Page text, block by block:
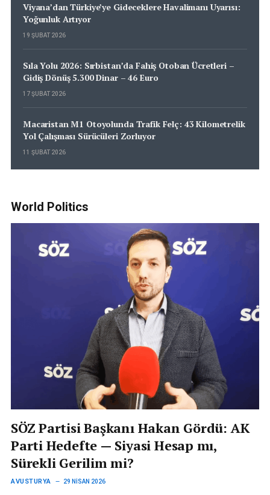
Viyana’dan Türkiye’ye Gideceklere Havalimanı Uyarısı:
Yoğunluk Artıyor
19 ŞUBAT 2026
Sıla Yolu 2026: Sırbistan’da Fahiş Otoban Ücretleri –
Gidiş Dönüş 5.300 Dinar – 46 Euro
17 ŞUBAT 2026
Macaristan M1 Otoyolunda Trafik Felç: 43 Kilometrelik
Yol Çalışması Sürücüleri Zorluyor
11 ŞUBAT 2026
World Politics
SÖZ Partisi Başkanı Hakan Gördü: AK
Parti Hedefte — Siyasi Hesap mı,
Sürekli Gerilim mi?
AVUSTURYA 29 NISAN 2026